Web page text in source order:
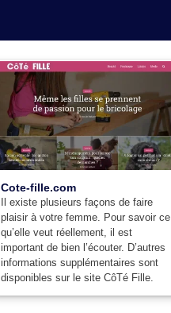
Cote-fille.com
Il existe plusieurs façons de faire
plaisir à votre femme. Pour savoir ce
qu’elle veut réellement, il est
important de bien l’écouter. D’autres
informations supplémentaires sont
disponibles sur le site CôTé Fille.